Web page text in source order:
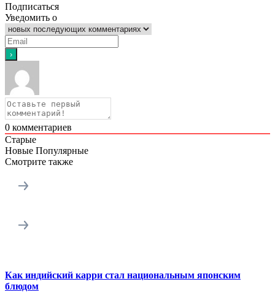
Подписаться
Уведомить о
0 комментариев
Старые
Новые Популярные
Смотрите также
Как индийский карри стал национальным японским
блюдом